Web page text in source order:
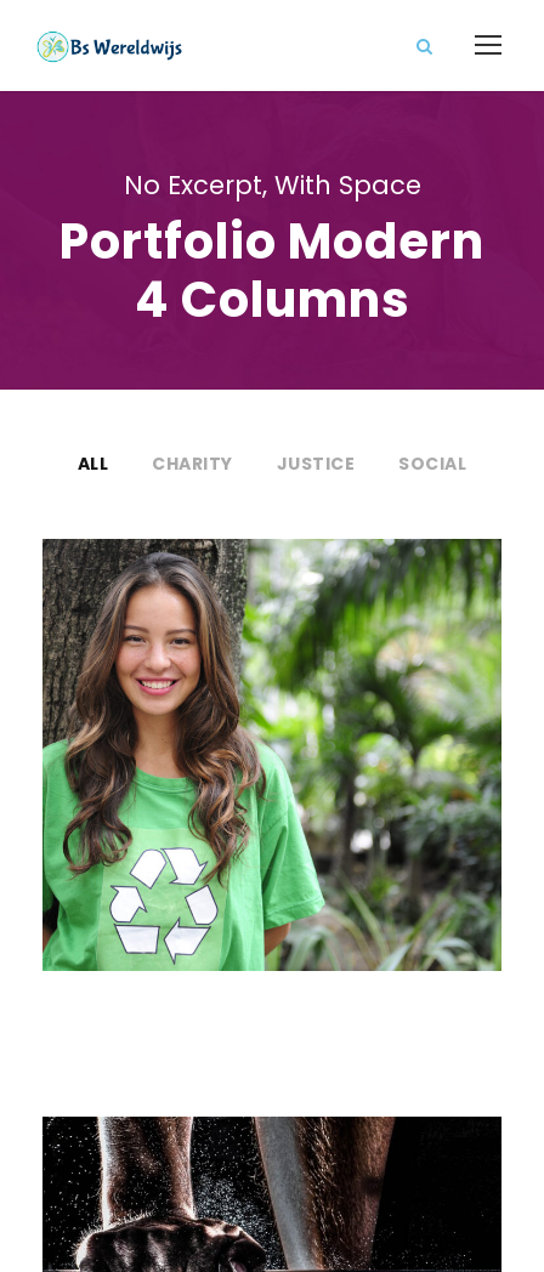
No Excerpt, With Space
Portfolio Modern
4 Columns
ALL CHARITY JUSTICE SOCIAL
Charity & Voluntary For Social
Charity / Social